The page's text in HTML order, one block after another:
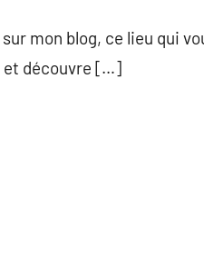
mon blog, ce lieu qui
et découvre […]